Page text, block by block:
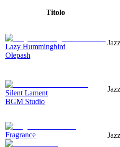
Titolo
Lazy Hummingbird
Olepash
Silent Lament
BGM Studio
Fragrance